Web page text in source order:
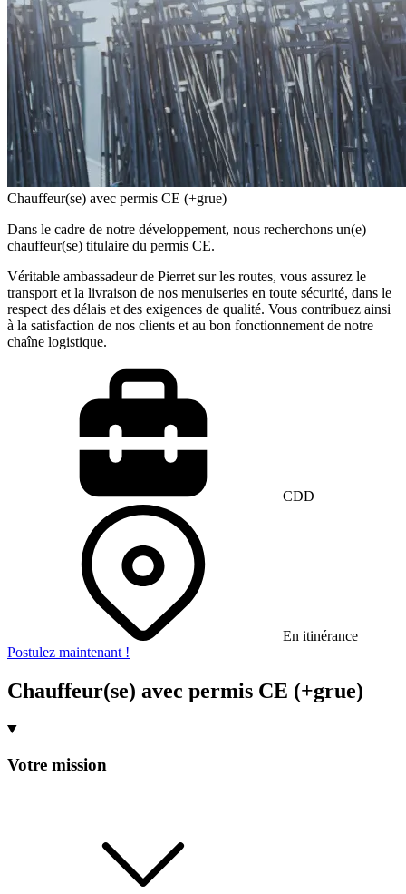
Chauffeur(se) avec permis CE (+grue)
Dans le cadre de notre développement, nous recherchons un(e)
chauffeur(se) titulaire du permis CE.
Véritable ambassadeur de Pierret sur les routes, vous assurez le
transport et la livraison de nos menuiseries en toute sécurité, dans le
respect des délais et des exigences de qualité. Vous contribuez ainsi
à la satisfaction de nos clients et au bon fonctionnement de notre
chaîne logistique.
CDD
En itinérance
Postulez maintenant !
Chauffeur(se) avec permis CE (+grue)
Votre mission